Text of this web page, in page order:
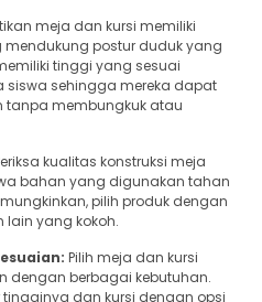
meja dan kursi memiliki
postur duduk yang
tinggi yang sesuai
sehingga mereka dapat
membungkuk atau
kualitas konstruksi meja
bahan yang digunakan tahan
pilih produk dengan
yang kokoh.
Pilih meja dan kursi
dengan berbagai kebutuhan.
dan kursi dengan opsi